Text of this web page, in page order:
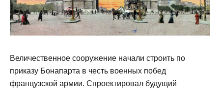
Величественное сооружение начали строить по
приказу Бонапарта в честь военных побед
французской армии. Спроектировал будущий